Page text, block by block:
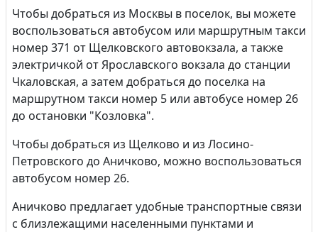
Чтобы добраться из Москвы в поселок, вы можете
воспользоваться автобусом или маршрутным такси
номер 371 от Щелковского автовокзала, а также
электричкой от Ярославского вокзала до станции
Чкаловская, а затем добраться до поселка на
маршрутном такси номер 5 или автобусе номер 26
до остановки "Козловка".
Чтобы добраться из Щелково и из Лосино-
Петровского до Аничково, можно воспользоваться
автобусом номер 26.
Аничково предлагает удобные транспортные связи
с близлежащими населенными пунктами и